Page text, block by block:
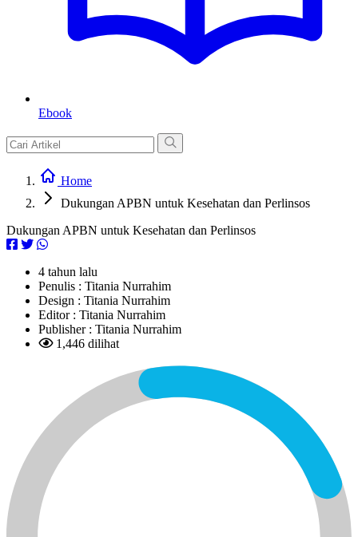
Ebook
Home
Dukungan APBN untuk Kesehatan dan Perlinsos
Dukungan APBN untuk Kesehatan dan Perlinsos
4 tahun lalu
Penulis : Titania Nurrahim
Design : Titania Nurrahim
Editor : Titania Nurrahim
Publisher : Titania Nurrahim
1,446 dilihat